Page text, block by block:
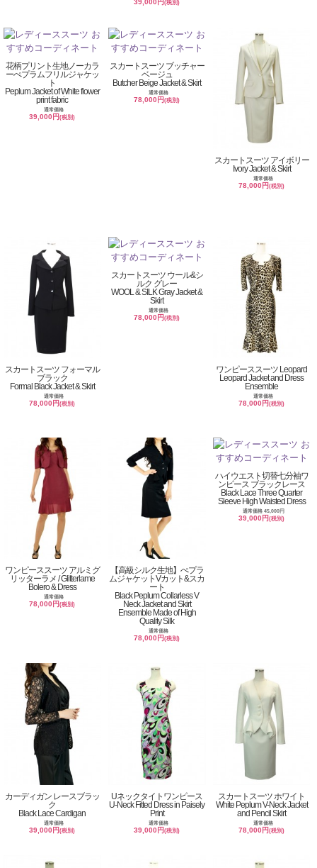
39,000円(税別)
花柄プリント生地ノーカラ
ーぺプラムフリルジャケッ
ト
Peplum Jacket of White flower
print fabric
通常価格
39,000円(税別)
スカートスーツ ブッチャー
ベージュ
Butcher Beige Jacket & Skirt
通常価格
78,000円(税別)
スカートスーツ アイボリー
Ivory Jacket & Skirt
通常価格
78,000円(税別)
スカートスーツ フォーマル
ブラック
Formal Black Jacket & Skirt
通常価格
78,000円(税別)
スカートスーツ ウール&シ
ルク グレー
WOOL & SILK Gray Jacket &
Skirt
通常価格
78,000円(税別)
ワンピーススーツ Leopard
Leopard Jacket and Dress
Ensemble
通常価格
78,000円(税別)
ワンピーススーツ アルミグ
リッターラメ / Glitterlame
Bolero & Dress
通常価格
78,000円(税別)
【高級シルク生地】ぺプラ
ムジャケットVカット&スカ
ート
Black Peplum Collarless V
Neck Jacket and Skirt
Ensemble Made of High
Quality Silk
通常価格
78,000円(税別)
ハイウエスト切替七分袖ワ
ンピース ブラックレース
Black Lace Three Quarter
Sleeve High Waisted Dress
通常価格 45,000円
39,000円(税別)
カーディガン レースブラッ
ク
Black Lace Cardigan
通常価格
39,000円(税別)
Uネックタイトワンピース
U-Neck Fitted Dress in Paisely
Print
通常価格
39,000円(税別)
スカートスーツ ホワイト
White Peplum V-Neck Jacket
and Pencil Skirt
通常価格
78,000円(税別)